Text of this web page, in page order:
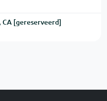
CA [gereserveerd]